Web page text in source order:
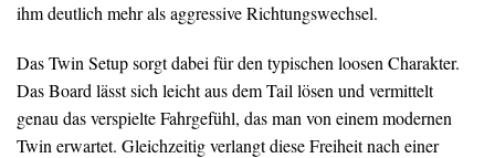
ihm deutlich mehr als aggressive Richtungswechsel.
Das Twin Setup sorgt dabei für den typischen loosen Charakter.
Das Board lässt sich leicht aus dem Tail lösen und vermittelt
genau das verspielte Fahrgefühl, das man von einem modernen
Twin erwartet. Gleichzeitig verlangt diese Freiheit nach einer